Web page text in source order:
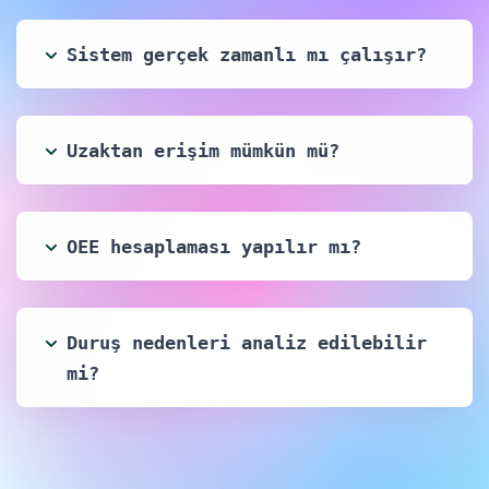
duruş süresi ve OEE skorlarına
göre karşılaştırılır;
darboğazlar net şekilde
görülür.
Makine Bazlı Kırılım
Hangi makinenin ne kadar süre
raporlanır.
Sistem gerçek zamanlı mı çalışır?
Uzaktan erişim mümkün mü?
OEE hesaplaması yapılır mı?
Duruş nedenleri analiz edilebilir
mi?